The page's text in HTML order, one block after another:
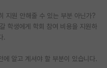
지원 안해줄 수 있는 부분 아닌가?
학생에게 학회 참여 비용을 지원하
.
에 알고 계셔야 할 부분이 있습니다.